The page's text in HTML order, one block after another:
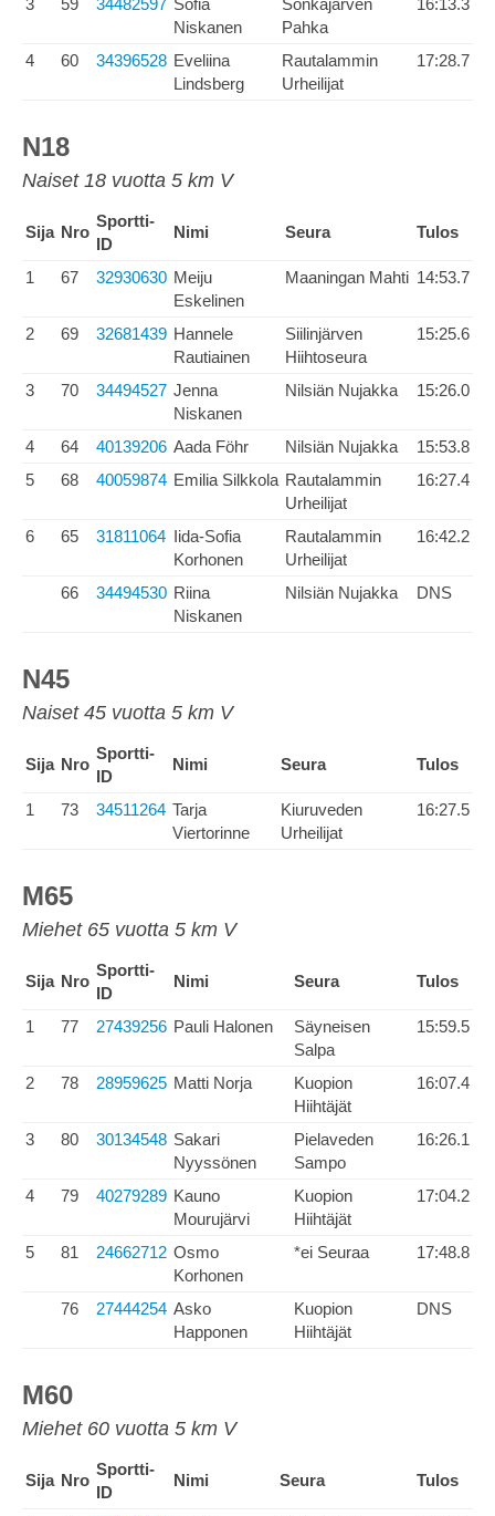
3 59 34482597 Sofia
Niskanen
Sonkajärven
Pahka
16:13.3
4 60 34396528 Eveliina
Lindsberg
Rautalammin
Urheilijat
17:28.7
N18
Naiset 18 vuotta 5 km V
Sija Nro
Sportti-
ID
Nimi Seura Tulos
1 67 32930630 Meiju
Eskelinen
Maaningan Mahti 14:53.7
2 69 32681439 Hannele
Rautiainen
Siilinjärven
Hiihtoseura
15:25.6
3 70 34494527 Jenna
Niskanen
Nilsiän Nujakka 15:26.0
4 64 40139206 Aada Föhr Nilsiän Nujakka
15:53.8
5
68 40059874 Emilia Silkkola Rautalammin
Urheilijat
16:27.4
6 65 31811064 Iida-Sofia
Korhonen
Rautalammin
Urheilijat
16:42.2
66 34494530 Riina
Niskanen
Nilsiän Nujakka DNS
N45
Naiset 45 vuotta 5 km V
Sija Nro
Sportti-
ID
Nimi Seura Tulos
1 73 34511264 Tarja
Viertorinne
Kiuruveden
Urheilijat
16:27.5
M65
Miehet 65 vuotta 5 km V
Sija Nro
Sportti-
ID
Nimi Seura Tulos
1 77 27439256 Pauli Halonen
Säyneisen
Salpa
15:59.5
2 78 28959625 Matti Norja
Kuopion
Hiihtäjät
16:07.4
3 80 30134548 Sakari
Nyyssönen
Pielaveden
Sampo
16:26.1
4 79 40279289 Kauno
Mourujärvi
Kuopion
Hiihtäjät
17:04.2
5 81 24662712 Osmo
Korhonen
*ei Seuraa 17:48.8
76 27444254 Asko
Happonen
Kuopion
Hiihtäjät
DNS
M60
Miehet 60 vuotta 5 km V
Sija Nro
Sportti-
ID
Nimi Seura Tulos